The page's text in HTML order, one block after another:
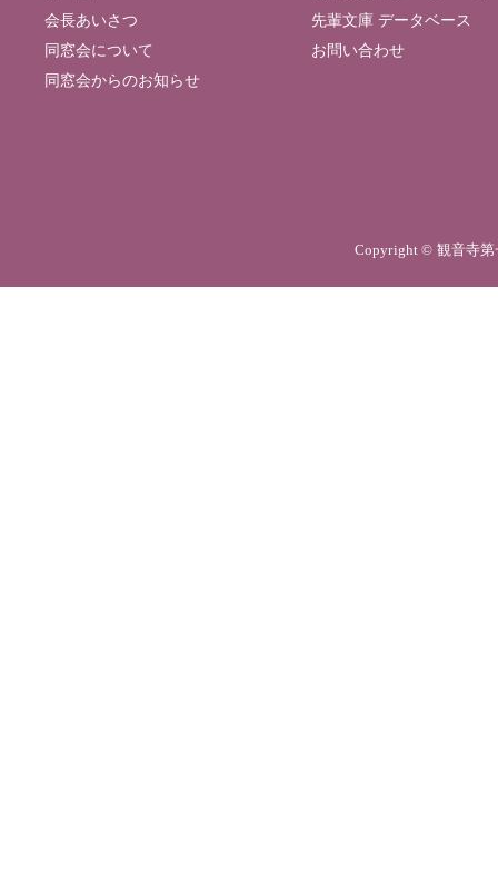
会長あいさつ
同窓会について
同窓会からのお知らせ
先輩文庫 データベース
お問い合わせ
Copyright © 観音寺第